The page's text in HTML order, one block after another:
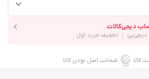
ضمانت اصل بودن کالا